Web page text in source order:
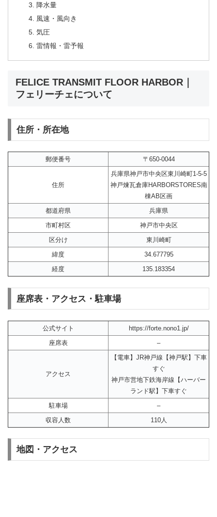
降水量
風速・風向き
気圧
雷情報・雷予報
FELICE TRANSMIT FLOOR HARBOR｜
フェリーチェについて
住所・所在地
郵便番号 〒650-0044
住所
兵庫県神戸市中央区東川崎町1-5-5
神戸煉瓦倉庫HARBORSTORES南
棟AB区画
都道府県
兵庫県
市町村区
神戸市中央区
区分け
東川崎町
緯度
34.677795
経度
135.183354
座席表・アクセス・駐車場
公式サイト
https://forte.nono1.jp/
座席表
–
アクセス
【電車】JR神戸線【神戸駅】下車
すぐ
神戸市営地下鉄海岸線【ハーバー
ランド駅】下車すぐ
駐車場
–
収容人数
110人
地図・アクセス